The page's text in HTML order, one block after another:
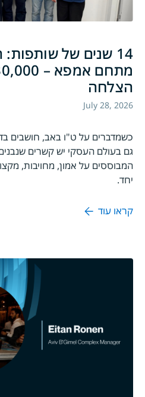
14 שנים של
הצלחה
July 28, 2026
כשמדברים על ט"ו באב, חושבים
גם בעולם העסקי יש קשרים
המבוססים על אמון, מחויבות,
יחד.
קראו עוד